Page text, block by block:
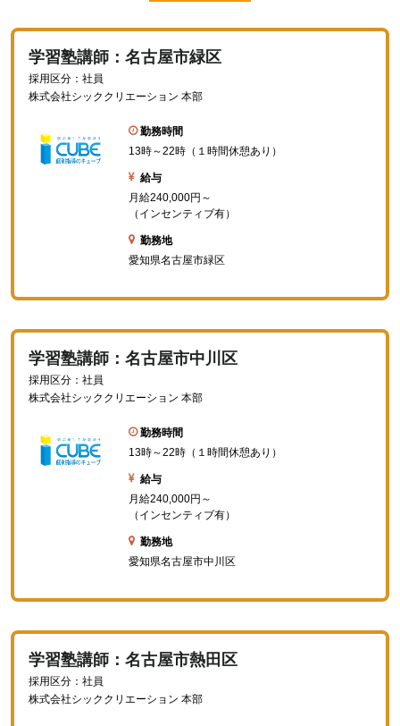
学習塾講師：名古屋市緑区
採用区分：社員
株式会社シッククリエーション 本部
勤務時間
13時～22時（１時間休憩あり）
給与
月給240,000円～
（インセンティブ有）
勤務地
愛知県名古屋市緑区
学習塾講師：名古屋市中川区
採用区分：社員
株式会社シッククリエーション 本部
勤務時間
13時～22時（１時間休憩あり）
給与
月給240,000円～
（インセンティブ有）
勤務地
愛知県名古屋市中川区
学習塾講師：名古屋市熱田区
採用区分：社員
株式会社シッククリエーション 本部